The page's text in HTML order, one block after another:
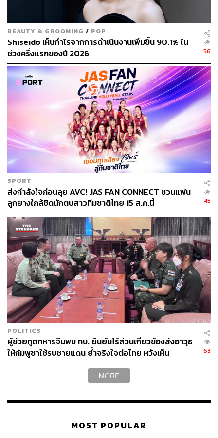
BEAUTY & GROOMING / POP
Shiseido เห็นกำไรจากการดำเนินงานเพิ่มขึ้น 90.1% ใน
ช่วงครึ่งแรกของปี 2026
56
SPORT
ส่งกำลังใจก่อนลุย AVC! JAS FAN CONNECT ชวนแฟน
ลูกยางใกล้ชิดนักตบสาวทีมชาติไทย 15 ส.ค.นี้
45
POLITICS
ผู้ช่วยทูตทหารจีนพบ ทบ. ยืนยันไร้ส่วนเกี่ยวข้องส่งอาวุธ
ให้กัมพูชาใช้รบชายแดน ย้ำจริงใจต่อไทย หวังเห็น
63
MORE
MOST POPULAR